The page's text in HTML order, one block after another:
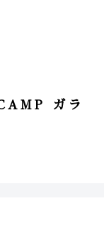
ガラ